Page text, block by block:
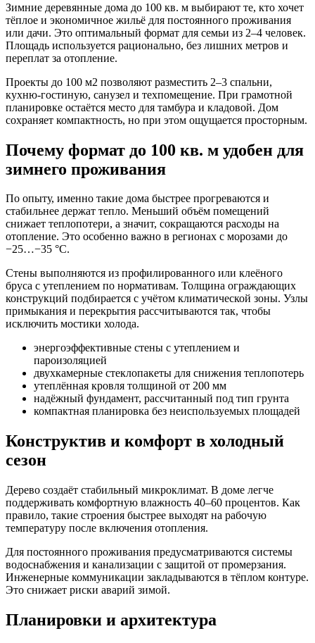
Зимние деревянные дома до 100 кв. м выбирают те, кто хочет
тёплое и экономичное жильё для постоянного проживания
или дачи. Это оптимальный формат для семьи из 2–4 человек.
Площадь используется рационально, без лишних метров и
переплат за отопление.
Проекты до 100 м2 позволяют разместить 2–3 спальни,
кухню-гостиную, санузел и техпомещение. При грамотной
планировке остаётся место для тамбура и кладовой. Дом
сохраняет компактность, но при этом ощущается просторным.
Почему формат до 100 кв. м удобен для
зимнего проживания
По опыту, именно такие дома быстрее прогреваются и
стабильнее держат тепло. Меньший объём помещений
снижает теплопотери, а значит, сокращаются расходы на
отопление. Это особенно важно в регионах с морозами до
−25…−35 °C.
Стены выполняются из профилированного или клеёного
бруса с утеплением по нормативам. Толщина ограждающих
конструкций подбирается с учётом климатической зоны. Узлы
примыкания и перекрытия рассчитываются так, чтобы
исключить мостики холода.
энергоэффективные стены с утеплением и
пароизоляцией
двухкамерные стеклопакеты для снижения теплопотерь
утеплённая кровля толщиной от 200 мм
надёжный фундамент, рассчитанный под тип грунта
компактная планировка без неиспользуемых площадей
Конструктив и комфорт в холодный
сезон
Дерево создаёт стабильный микроклимат. В доме легче
поддерживать комфортную влажность 40–60 процентов. Как
правило, такие строения быстрее выходят на рабочую
температуру после включения отопления.
Для постоянного проживания предусматриваются системы
водоснабжения и канализации с защитой от промерзания.
Инженерные коммуникации закладываются в тёплом контуре.
Это снижает риски аварий зимой.
Планировки и архитектура